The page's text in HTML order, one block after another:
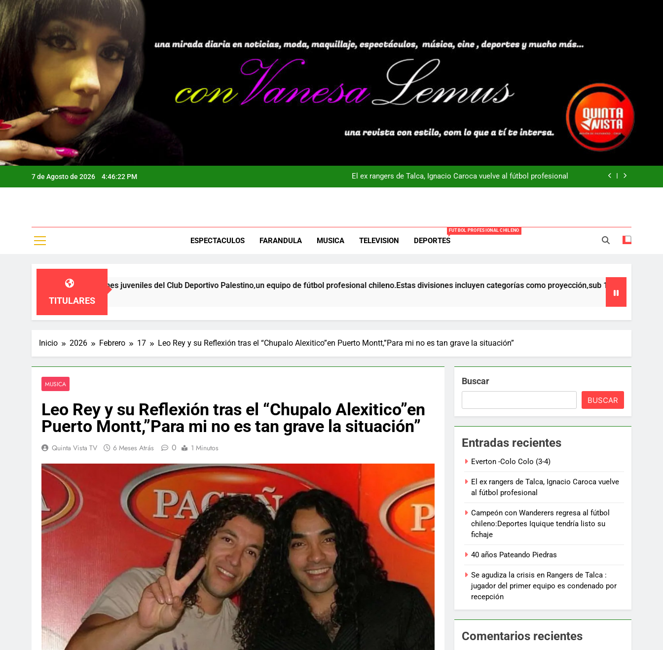
Saltar
al
contenido
7 de Agosto de 2026 4:46:23 PM
40 años Pateando Piedras
El ex rangers de Talca, Ignacio Caroca vuelve al fútbol profesional
Campeón con Wanderers regresa al fútbol chileno:Deportes Iquique tendría listo su fichaje
ESPECTACULOS FARANDULA MUSICA TELEVISION DEPORTES
FUTBOL PROFESIONAL CHILENO
TITULARES
a las diviciones juveniles del Club Deportivo Palestino,un equipo de fútbol profesional chileno.Estas divisiones incluyen categorías como proyección,sub 17,sub 16 y sub 15 ,que
Inicio 2026 Febrero 17 Leo Rey y su Reflexión tras el “Chupalo Alexitico”en Puerto Montt,”Para mi no es tan grave la situación”
MUSICA
Leo Rey y su Reflexión tras el “Chupalo Alexitico”en
Puerto Montt,”Para mi no es tan grave la situación”
Quinta Vista TV 6 Meses Atrás 0 1 Minutos
Buscar
BUSCAR
Entradas recientes
Everton -Colo Colo (3-4)
El ex rangers de Talca, Ignacio Caroca vuelve
al fútbol profesional
Campeón con Wanderers regresa al fútbol
chileno:Deportes Iquique tendría listo su
fichaje
40 años Pateando Piedras
Se agudiza la crisis en Rangers de Talca :
jugador del primer equipo es condenado por
recepción
Comentarios recientes